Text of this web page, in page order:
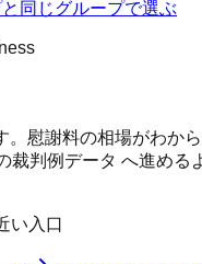
と同じグループで選ぶ
。慰謝料の相場がわか
裁判例データ へ進める
い入口